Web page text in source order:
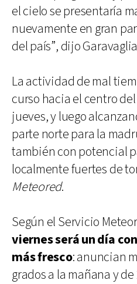
el cielo se presentaría
nuevamente en gran
del país”, dijo
La actividad de mal
curso hacia el centro
jueves, y luego
parte norte para la
también con potencial
localmente fuertes de
Meteored.
Según el Servicio
viernes será un día
más fresco: anuncian
grados a la mañana y